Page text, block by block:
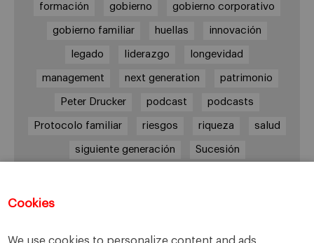
Cookies
formación gobierno gobierno corporativo
gobierno familiar huellas innovación
legado liderazgo longevidad
management next generation patrimonio
Peter Drucker podcast podcasts
Protocolo familiar riesgos riqueza salud
siguiente generación Sucesión